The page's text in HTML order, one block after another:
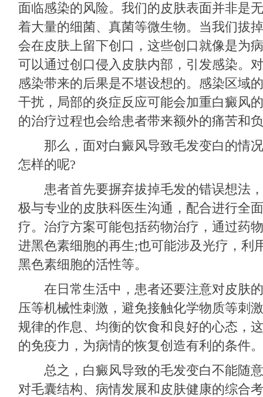
面临感染的风险。我们的皮肤表面并非是
着大量的细菌、真菌等微生物。当我们拔
会在皮肤上留下创口，这些创口就像是为
可以通过创口侵入皮肤内部，引发感染。
感染带来的后果是不堪设想的。感染区域
干扰，局部的炎症反应可能会加重白癜风
的治疗过程也会给患者带来额外的痛苦和
那么，面对白癜风导致毛发变白的情况
怎样的呢?
患者首先要摒弃拔掉毛发的错误想法，
极与专业的皮肤科医生沟通，配合进行全
疗。治疗方案可能包括药物治疗，通过药
进黑色素细胞的再生;也可能涉及光疗，利
黑色素细胞的活性等。
在日常生活中，患者还要注意对皮肤的
压等机械性刺激，避免接触化学物质等刺
规律的作息、均衡的饮食和良好的心态，
的免疫力，为病情的恢复创造有利的条件。
总之，白癜风导致的毛发变白不能随意
对毛囊结构、病情发展和皮肤健康的综合